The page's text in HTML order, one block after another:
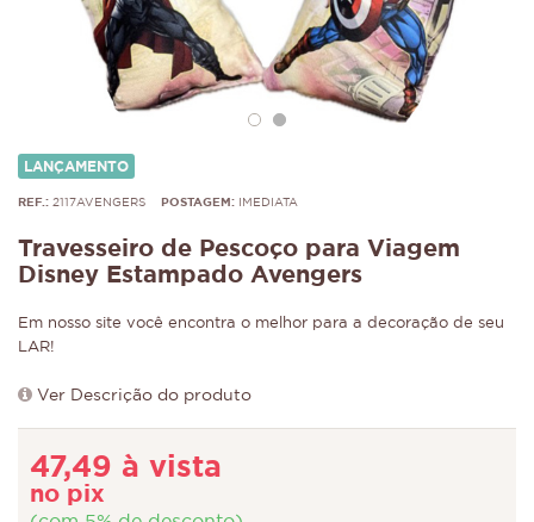
LANÇAMENTO
REF.: 2117AVENGERS POSTAGEM: IMEDIATA
Travesseiro de Pescoço para Viagem
Disney Estampado Avengers
Em nosso site você encontra o melhor para a decoração de seu
LAR!
Ver Descrição do produto
47,49 à vista
no pix